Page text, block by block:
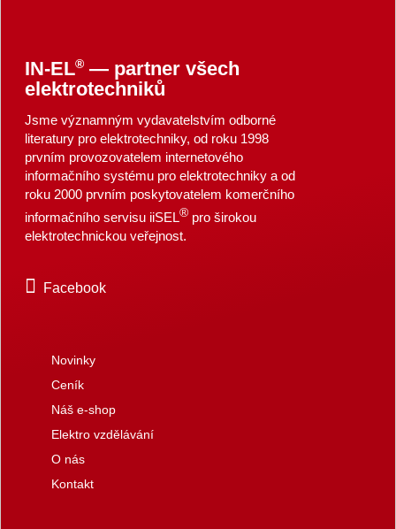
IN-EL®— partner všech
elektrotechniků
Jsme významným vydavatelstvím odborné
literatury pro elektrotechniky, od roku 1998
prvním provozovatelem internetového
informačního systému pro elektrotechniky a od
roku 2000 prvním poskytovatelem komerčního
informačního servisu iiSEL®pro širokou
elektrotechnickou veřejnost.
Facebook
Novinky
Ceník
Náš e-shop
Elektro vzdělávání
O nás
Kontakt